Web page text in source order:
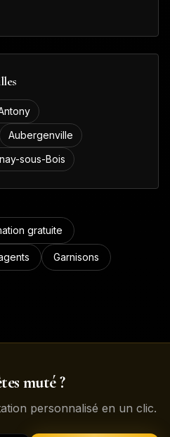
Aubergenville
sous-Bois
gratuite
Garnisons
muté ?
personnalisé en un clic.